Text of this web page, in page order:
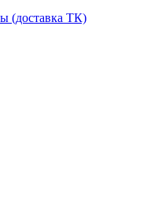
(доставка ТК)